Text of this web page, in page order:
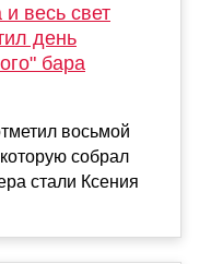
весь свет
день
бара
восьмой
собрал
стали Ксения